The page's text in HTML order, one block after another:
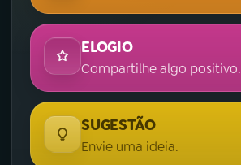
ELOGIO
Compartilhe algo positivo.
SUGESTÃO
Envie uma ideia.